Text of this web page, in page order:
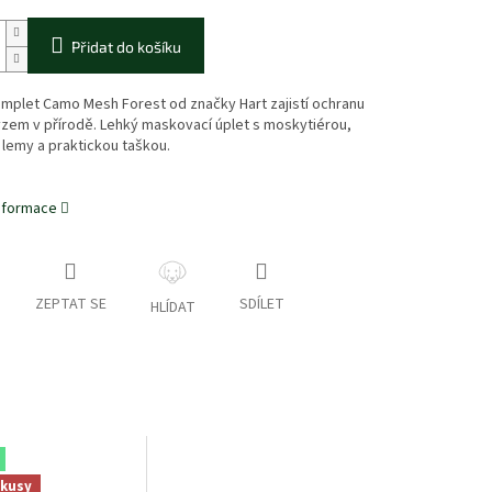
Přidat do košíku
Camo Mesh Forest od značky Hart zajistí ochranu
v přírodě. Lehký maskovací úplet s moskytiérou,
a praktickou taškou.
ZEPTAT SE HLÍDAT SDÍLET